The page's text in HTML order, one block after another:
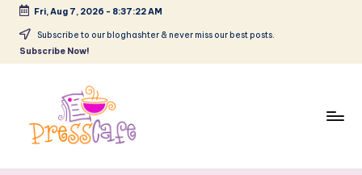
Skip
Fri, Aug 7, 2026 - 8:37:23 AM
Subscribe to our bloghashter & never miss our best posts.
Subscribe Now!